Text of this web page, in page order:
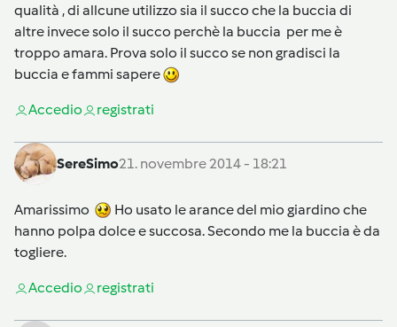
qualità , di allcune utilizzo sia il succo che la buccia di
altre invece solo il succo perchè la buccia per me è
troppo amara. Prova solo il succo se non gradisci la
buccia e fammi sapere
Accedio registrati
SereSimo21. novembre 2014 - 18:21
Amarissimo
Ho usato le arance del mio giardino che
hanno polpa dolce e succosa. Secondo me la buccia è da
togliere.
Accedio registrati